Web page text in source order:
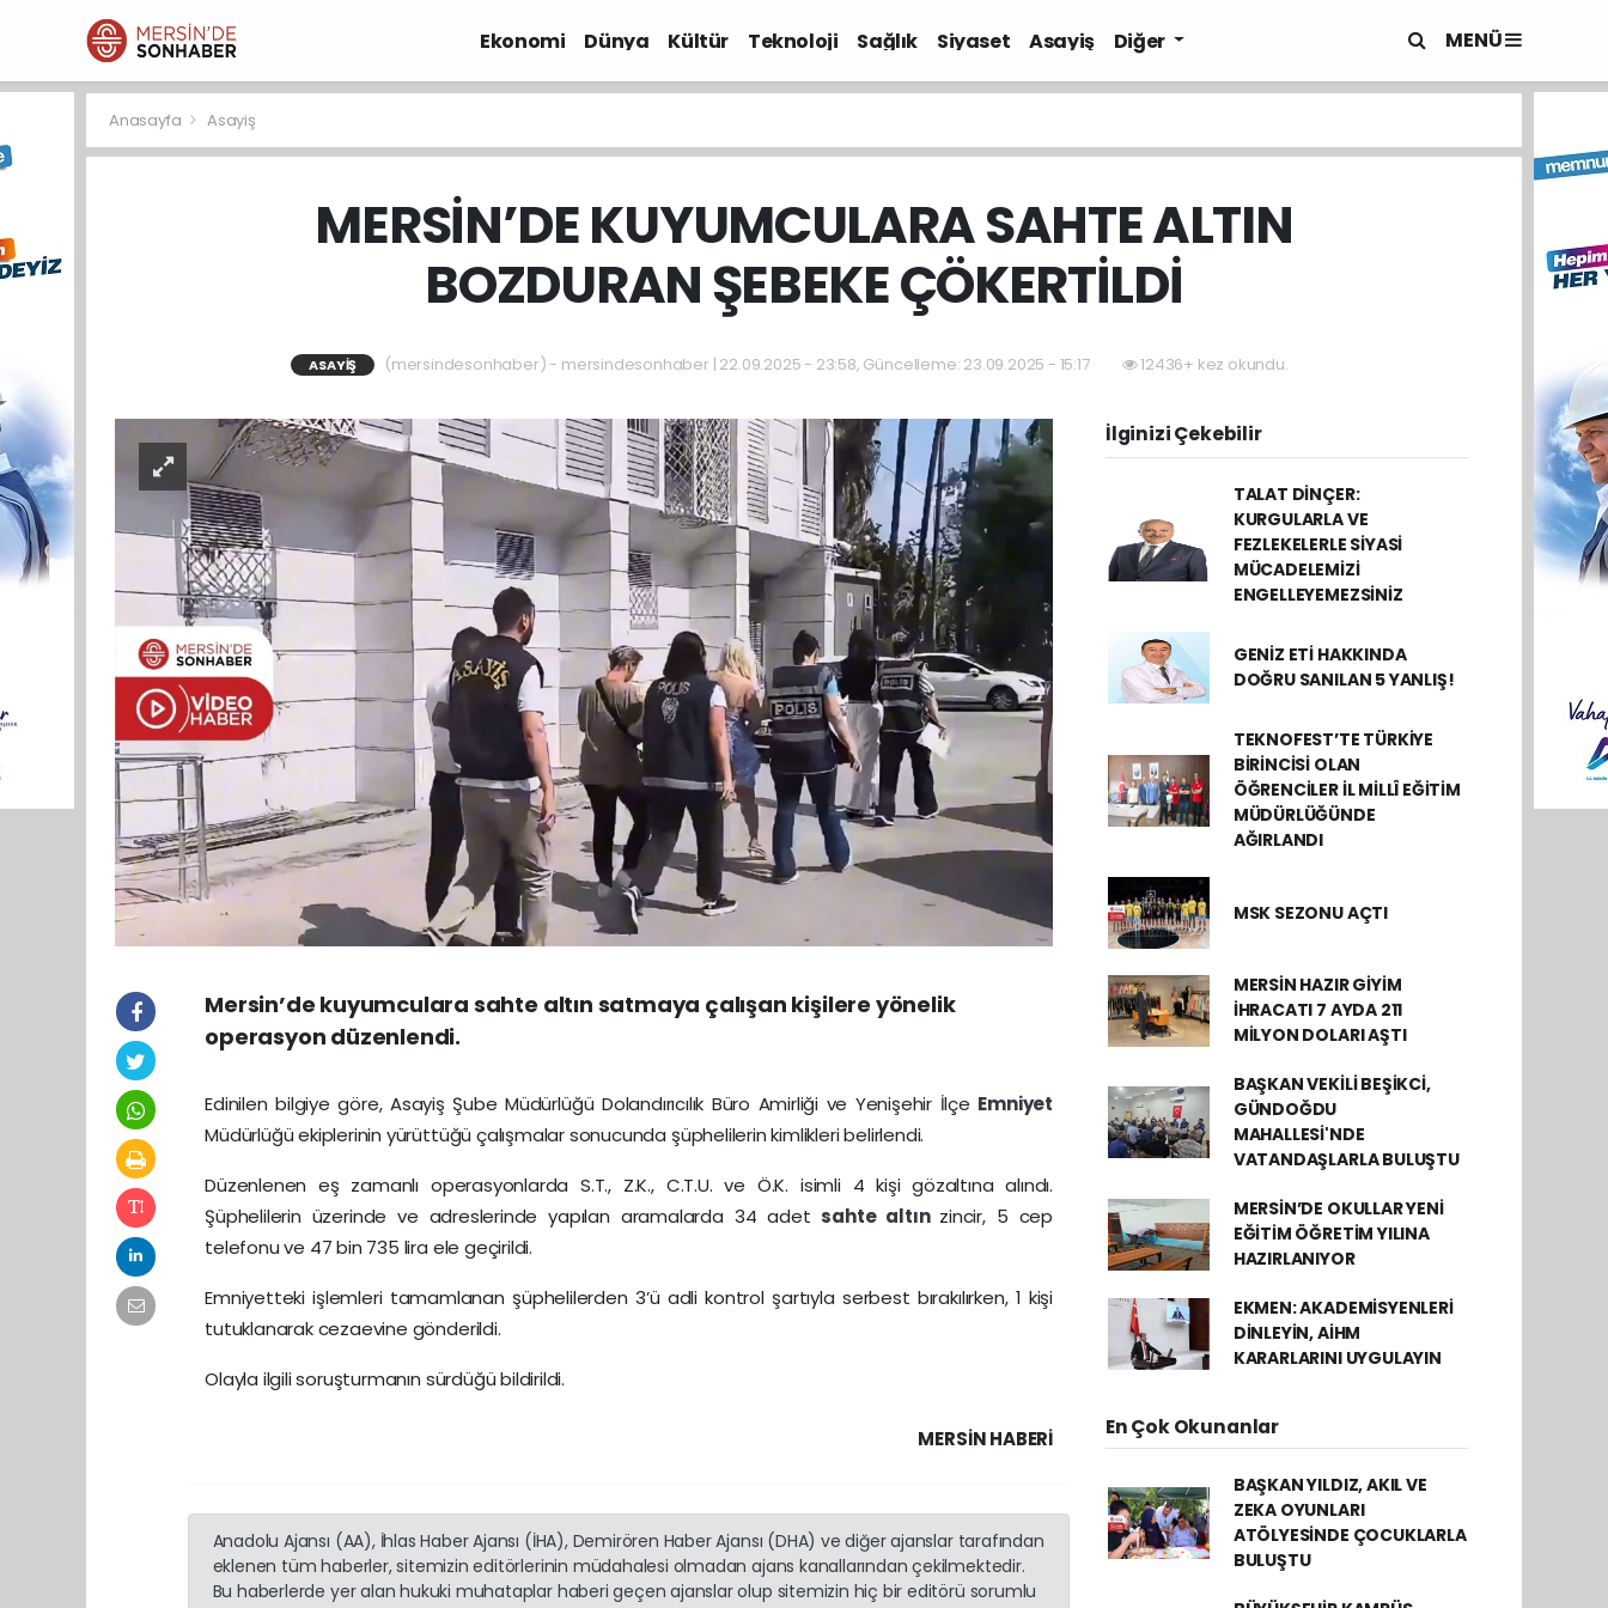
Ekonomi Dünya Kültür Teknoloji Sağlık Siyaset Asayiş Diğer MENÜ
Anasayfa Asayiş
MERSİN’DE KUYUMCULARA SAHTE ALTIN
BOZDURAN ŞEBEKE ÇÖKERTİLDİ
ASAYIŞ (mersindesonhaber) - mersindesonhaber | 22.09.2025 - 23:58, Güncelleme: 23.09.2025 - 15:17 12436+ kez okundu.
Mersin’de kuyumculara sahte altın satmaya çalışan kişilere yönelik
operasyon düzenlendi.
Edinilen bilgiye göre, Asayiş Şube Müdürlüğü Dolandırıcılık Büro Amirliği ve Yenişehir İlçe Emniyet
Müdürlüğü ekiplerinin yürüttüğü çalışmalar sonucunda şüphelilerin kimlikleri belirlendi.
Düzenlenen eş zamanlı operasyonlarda S.T., Z.K., C.T.U. ve Ö.K. isimli 4 kişi gözaltına alındı.
Şüphelilerin üzerinde ve adreslerinde yapılan aramalarda 34 adet sahte altın zincir, 5 cep
telefonu ve 47 bin 735 lira ele geçirildi.
Emniyetteki işlemleri tamamlanan şüphelilerden 3’ü adli kontrol şartıyla serbest bırakılırken, 1 kişi
tutuklanarak cezaevine gönderildi.
Olayla ilgili soruşturmanın sürdüğü bildirildi.
MERSIN HABERİ
Anadolu Ajansı (AA), İhlas Haber Ajansı (İHA), Demirören Haber Ajansı (DHA) ve diğer ajanslar tarafından
eklenen tüm haberler, sitemizin editörlerinin müdahalesi olmadan ajans kanallarından çekilmektedir.
Bu haberlerde yer alan hukuki muhataplar haberi geçen ajanslar olup sitemizin hiç bir editörü sorumlu
İlginizi Çekebilir
TALAT DİNÇER:
KURGULARLA VE
FEZLEKELERLE SİYASİ
MÜCADELEMİZİ
ENGELLEYEMEZSİNİZ
GENİZ ETİ HAKKINDA
DOĞRU SANILAN 5 YANLIŞ!
TEKNOFEST’TE TÜRKİYE
BİRİNCİSİ OLAN
ÖĞRENCİLER İL MİLLÎ EĞİTİM
MÜDÜRLÜĞÜNDE
AĞIRLANDI
MSK SEZONU AÇTI
MERSİN HAZIR GİYİM
İHRACATI 7 AYDA 211
MİLYON DOLARI AŞTI
BAŞKAN VEKİLİ BEŞİKCİ,
GÜNDOĞDU
MAHALLESİ'NDE
VATANDAŞLARLA BULUŞTU
MERSİN’DE OKULLAR YENİ
EĞİTİM ÖĞRETİM YILINA
HAZIRLANIYOR
EKMEN: AKADEMİSYENLERİ
DİNLEYİN, AİHM
KARARLARINI UYGULAYIN
En Çok Okunanlar
BAŞKAN YILDIZ, AKIL VE
ZEKA OYUNLARI
ATÖLYESİNDE ÇOCUKLARLA
BULUŞTU